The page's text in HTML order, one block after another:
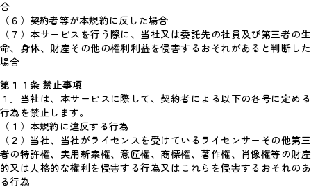
合
（６）契約者等が本規約に反した場合
（７）本サービスを行う際に、当社又は委託先の社員及び第三者の生
命、身体、財産その他の権利利益を侵害するおそれがあると判断した
場合
第１１条 禁止事項
１．当社は、本サービスに際して、契約者による以下の各号に定める
行為を禁止します。
（１）本規約に違反する行為
（２）当社、当社がライセンスを受けているライセンサーその他第三
者の特許権、実用新案権、意匠権、商標権、著作権、肖像権等の財産
的又は人格的な権利を侵害する行為又はこれらを侵害するおそれのあ
る行為